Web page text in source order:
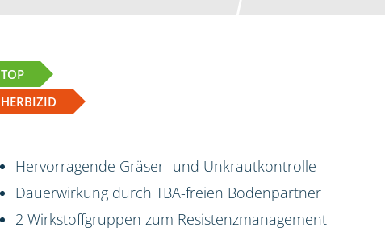
TOP
HERBIZID
Hervorragende Gräser- und Unkrautkontrolle
Dauerwirkung durch TBA-freien Bodenpartner
2 Wirkstoffgruppen zum Resistenzmanagement